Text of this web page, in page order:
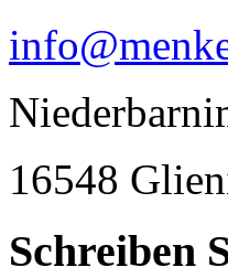
16548
Schreiben